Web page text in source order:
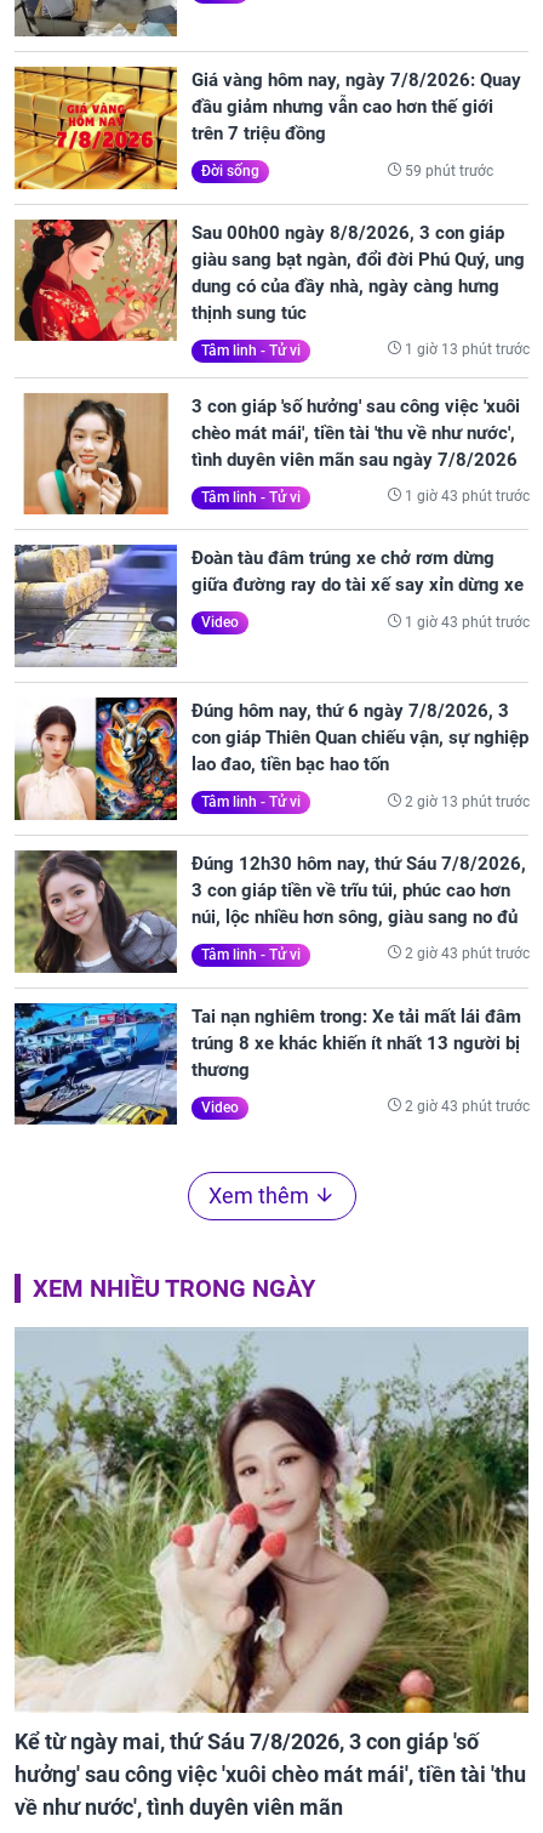
Giá vàng hôm nay, ngày 7/8/2026: Quay
đầu giảm nhưng vẫn cao hơn thế giới
trên 7 triệu đồng
Đời sống 59 phút trước
Sau 00h00 ngày 8/8/2026, 3 con giáp
giàu sang bạt ngàn, đổi đời Phú Quý, ung
dung có của đầy nhà, ngày càng hưng
thịnh sung túc
Tâm linh - Tử vi 1 giờ 13 phút trước
3 con giáp 'số hưởng' sau công việc 'xuôi
chèo mát mái', tiền tài 'thu về như nước',
tình duyên viên mãn sau ngày 7/8/2026
Tâm linh - Tử vi 1 giờ 43 phút trước
Đoàn tàu đâm trúng xe chở rơm dừng
giữa đường ray do tài xế say xỉn dừng xe
Video 1 giờ 43 phút trước
Đúng hôm nay, thứ 6 ngày 7/8/2026, 3
con giáp Thiên Quan chiếu vận, sự nghiệp
lao đao, tiền bạc hao tốn
Tâm linh - Tử vi 2 giờ 13 phút trước
Đúng 12h30 hôm nay, thứ Sáu 7/8/2026,
3 con giáp tiền về trĩu túi, phúc cao hơn
núi, lộc nhiều hơn sông, giàu sang no đủ
Tâm linh - Tử vi 2 giờ 43 phút trước
Tai nạn nghiêm trong: Xe tải mất lái đâm
trúng 8 xe khác khiến ít nhất 13 người bị
thương
Video 2 giờ 43 phút trước
Xem thêm
XEM NHIỀU TRONG NGÀY
Kể từ ngày mai, thứ Sáu 7/8/2026, 3 con giáp 'số
hưởng' sau công việc 'xuôi chèo mát mái', tiền tài 'thu
về như nước', tình duyên viên mãn